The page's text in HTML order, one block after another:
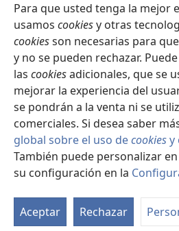
Para que usted tenga la mejor
usamos cookiesy otras
cookiesson necesarias para
y no se pueden rechazar.
las cookiesadicionales, que se
mejorar la experiencia del
se pondrán a la venta ni se
comerciales. Si desea saber
global sobre el uso decookiesy
También puede personalizar
su configuración en la
Aceptar Rechazar
una
nueva
ventana)
JW Hub
(abre
una
nueva
ventana)
JW Library
Watchtower Library
Copyright© 2026 Watch Tower Bible and
CONDICIONES DE USO|
CONFIGURACIÓN DE